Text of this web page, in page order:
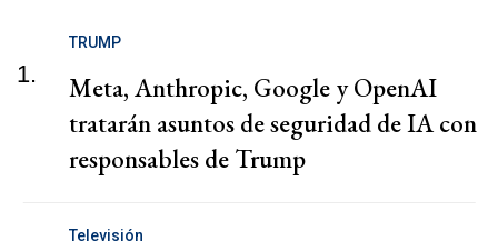
1.
TRUMP
Meta, Anthropic, Google y OpenAI
tratarán asuntos de seguridad de IA con
responsables de Trump
Televisión